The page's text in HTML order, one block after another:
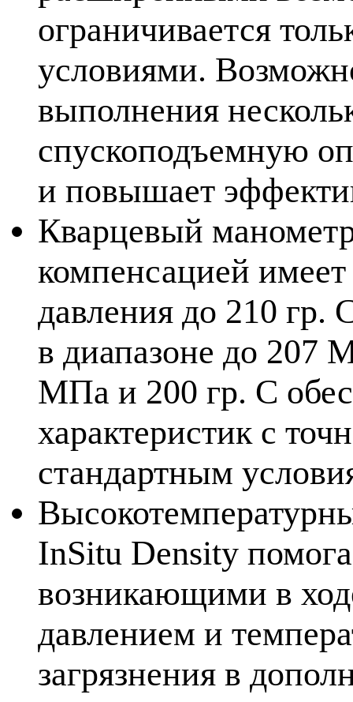
ограничивается
условиями.
выполнения
спускоподъемную
и повышает
Кварцевый
компенсацией
давления до 210 гр.
в диапазоне до 207
МПа и 200 гр. C
характеристик с
стандартным
InSitu Density
возникающими в
давлением и
загрязнения в